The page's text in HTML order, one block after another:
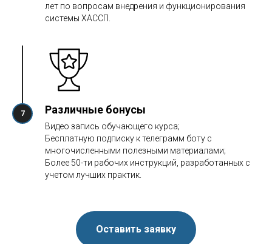
лет по вопросам внедрения и функционирования
системы ХАССП.
Различные бонусы
Видео запись обучающего курса;
Бесплатную подписку к телеграмм боту с
многочисленными полезными материалами;
Более 50-ти рабочих инструкций, разработанных с
учетом лучших практик.
Оставить заявку